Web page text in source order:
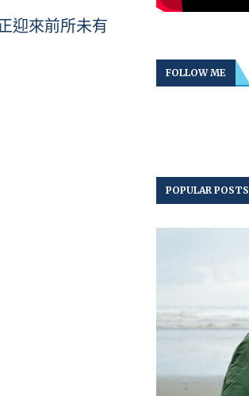
迎來前所未有
FOLLOW ME
POPULAR POSTS